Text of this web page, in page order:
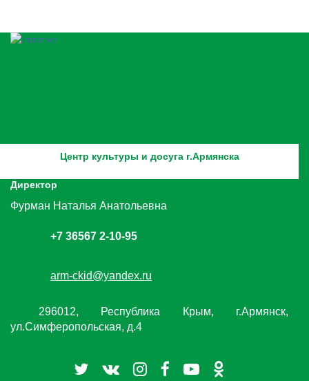
Центр культуры и досуга г.Армянска
Директор
Фурман Наталья Анатольевна
+7 36567 2-10-95
arm-ckid@yandex.ru
296012, Республика Крым, г.Армянск,
ул.Симферопольская, д.4